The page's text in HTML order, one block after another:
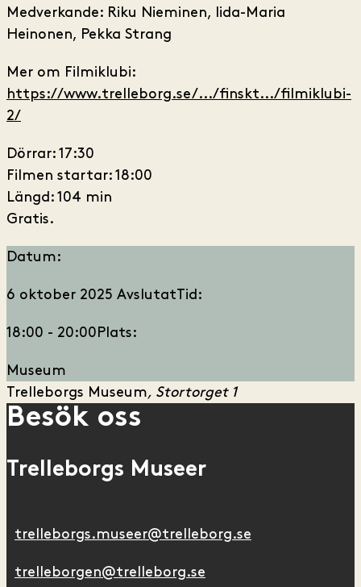
Medverkande: Riku Nieminen, Iida-Maria
Heinonen, Pekka Strang
Mer om Filmiklubi:
https://www.trelleborg.se/.../finskt.../filmiklubi-
2/
Dörrar: 17:30
Filmen startar: 18:00
Längd: 104 min
Gratis.
Datum:
6 oktober 2025 AvslutatTid:
18:00 - 20:00 Plats:
Museum
Trelleborgs Museum
Stortorget 1
Besök oss
Trelleborgs Museer
trelleborgs.museer@trelleborg.se
trelleborgen@trelleborg.se